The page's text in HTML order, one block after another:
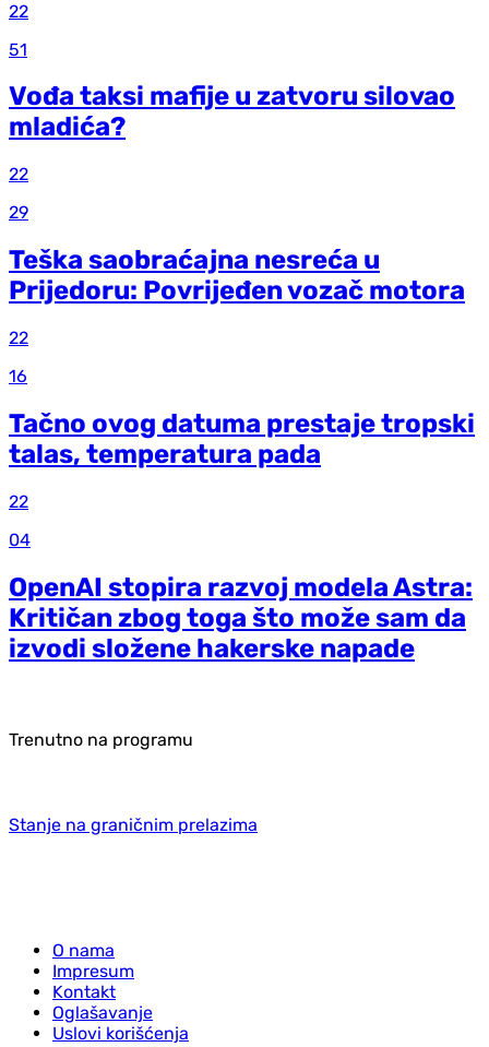
22
51
Vođa taksi mafije u zatvoru silovao
mladića?
22
29
Teška saobraćajna nesreća u
Prijedoru: Povrijeđen vozač motora
22
16
Tačno ovog datuma prestaje tropski
talas, temperatura pada
22
04
OpenAI stopira razvoj modela Astra:
Kritičan zbog toga što može sam da
izvodi složene hakerske napade
Trenutno na programu
Stanje na graničnim prelazima
O nama
Impresum
Kontakt
Oglašavanje
Uslovi korišćenja